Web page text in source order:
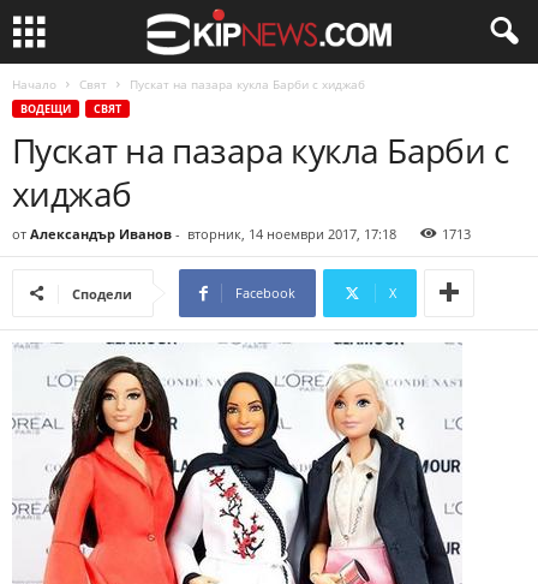
Начало Свят Пускат на пазара кукла Барби с хиджаб
ВОДЕЩИ СВЯТ
Пускат на пазара кукла Барби с
хиджаб
от Александър Иванов - вторник, 14 ноември 2017, 17:18 1713
Сподели Facebook X